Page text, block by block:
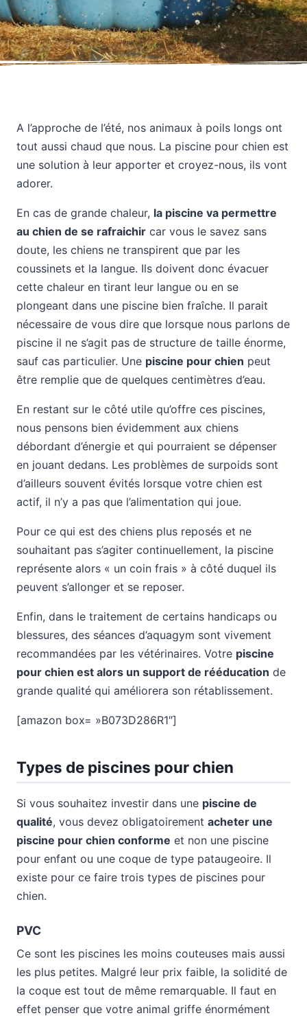
A l’approche de l’été, nos animaux à poils longs ont
tout aussi chaud que nous. La piscine pour chien est
une solution à leur apporter et croyez-nous, ils vont
adorer.
En cas de grande chaleur, la piscine va permettre
au chien de se rafraichir car vous le savez sans
doute, les chiens ne transpirent que par les
coussinets et la langue. Ils doivent donc évacuer
cette chaleur en tirant leur langue ou en se
plongeant dans une piscine bien fraîche. Il parait
nécessaire de vous dire que lorsque nous parlons de
piscine il ne s’agit pas de structure de taille énorme,
sauf cas particulier. Une piscine pour chien peut
être remplie que de quelques centimètres d’eau.
En restant sur le côté utile qu’offre ces piscines,
nous pensons bien évidemment aux chiens
débordant d’énergie et qui pourraient se dépenser
en jouant dedans. Les problèmes de surpoids sont
d’ailleurs souvent évités lorsque votre chien est
actif, il n’y a pas que l’alimentation qui joue.
Pour ce qui est des chiens plus reposés et ne
souhaitant pas s’agiter continuellement, la piscine
représente alors « un coin frais » à côté duquel ils
peuvent s’allonger et se reposer.
Enfin, dans le traitement de certains handicaps ou
blessures, des séances d’aquagym sont vivement
recommandées par les vétérinaires. Votre piscine
pour chien est alors un support de rééducation de
grande qualité qui améliorera son rétablissement.
[amazon box= »B073D286R1″]
Types de piscines pour chien
Si vous souhaitez investir dans une piscine de
qualité, vous devez obligatoirement acheter une
piscine pour chien conforme et non une piscine
pour enfant ou une coque de type pataugeoire. Il
existe pour ce faire trois types de piscines pour
chien.
PVC
Ce sont les piscines les moins couteuses mais aussi
les plus petites. Malgré leur prix faible, la solidité de
la coque est tout de même remarquable. Il faut en
effet penser que votre animal griffe énormément